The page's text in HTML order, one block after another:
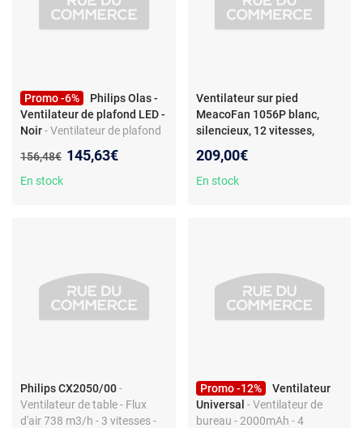
Promo -6%
Philips Olas -
Ventilateur de plafond LED -
Noir- Ventilateur de plafond
lumière LED intégrée et
télécommande
Ancien prix :
156,48€ Nouveau prix :
145,63€
En stock
Ventilateur sur pied
MeacoFan 1056P blanc,
silencieux, 12 vitesses,
209,00€
En stock
Philips CX2050/00-
Ventilateur de table - Flux
d'air 738 m3/h - 3 vitesses -
Promo -12%
Ventilateur
Universal - Ventilateur de
bureau - 2000mAh - 4